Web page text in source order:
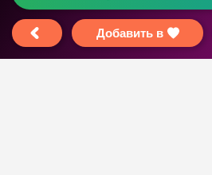
Добавить в